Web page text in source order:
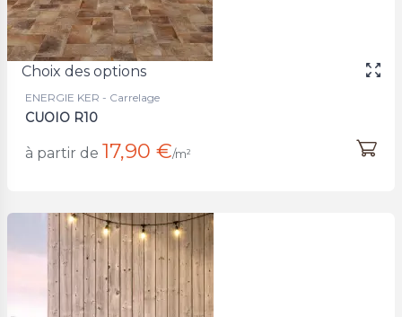
Choix des options
ENERGIE KER - Carrelage
CUOIO R10
à partir de 17,90 €/m²